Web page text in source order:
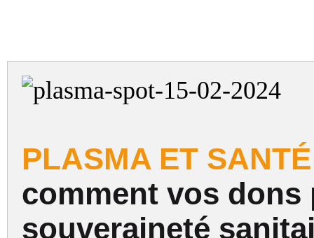
PLASMA ET
comment vos dons
souveraineté